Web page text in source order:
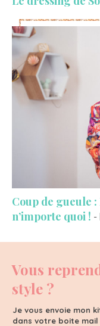
Coup de gueule
n’importe quoi ! -
Vous
style ?
Je vous envoie mon
dans votre boite